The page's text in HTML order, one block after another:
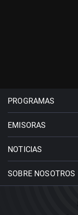
PROGRAMAS
EMISORAS
NOTICIAS
SOBRE NOSOTROS